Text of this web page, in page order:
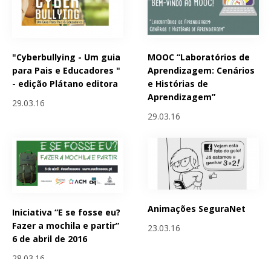
"Cyberbullying - Um guia
para Pais e Educadores "
- edição Plátano editora
29.03.16
MOOC “Laboratórios de
Aprendizagem: Cenários
e Histórias de
Aprendizagem”
29.03.16
Iniciativa “E se fosse eu?
Fazer a mochila e partir”
6 de abril de 2016
Animações SeguraNet
23.03.16